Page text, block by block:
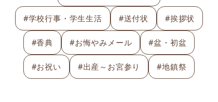
#学校行事・学生生活 #送付状 #挨拶状
#香典 #お悔やみメール #盆・初盆
#お祝い #出産～お宮参り #地鎮祭